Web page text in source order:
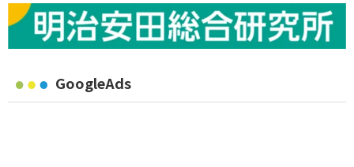
GoogleAds